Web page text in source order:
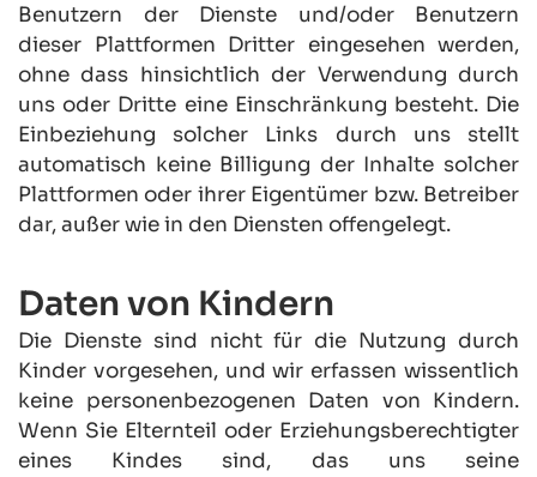
Benutzern der Dienste und/oder Benutzern
dieser Plattformen Dritter eingesehen werden,
ohne dass hinsichtlich der Verwendung durch
uns oder Dritte eine Einschränkung besteht. Die
Einbeziehung solcher Links durch uns stellt
automatisch keine Billigung der Inhalte solcher
Plattformen oder ihrer Eigentümer bzw. Betreiber
dar, außer wie in den Diensten offengelegt.
Daten von Kindern
Die Dienste sind nicht für die Nutzung durch
Kinder vorgesehen, und wir erfassen wissentlich
keine personenbezogenen Daten von Kindern.
Wenn Sie Elternteil oder Erziehungsberechtigter
eines Kindes sind, das uns seine